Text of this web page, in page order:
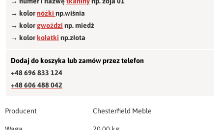
→ kolornóżki np.wiśnia
→ kolorgwożdzi np. miedź
→ kolorkołatki np.złota
Dodaj do koszyka lub zamów przez telefon
+48 696 833 124
+48 606 488 042
Producent Chesterfield Meble